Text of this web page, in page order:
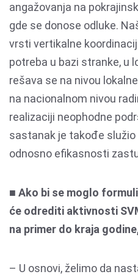
angažovanja na
gde se donose odluke.
vrsti vertikalne
potreba u bazi stranke, u
rešava se na nivou
na nacionalnom nivou
realizaciji neophodne
sastanak je takođe služio
odnosno efikasnosti
■ Ako bi se moglo
će odrediti aktivnosti
na primer do kraja
– U osnovi, želimo da